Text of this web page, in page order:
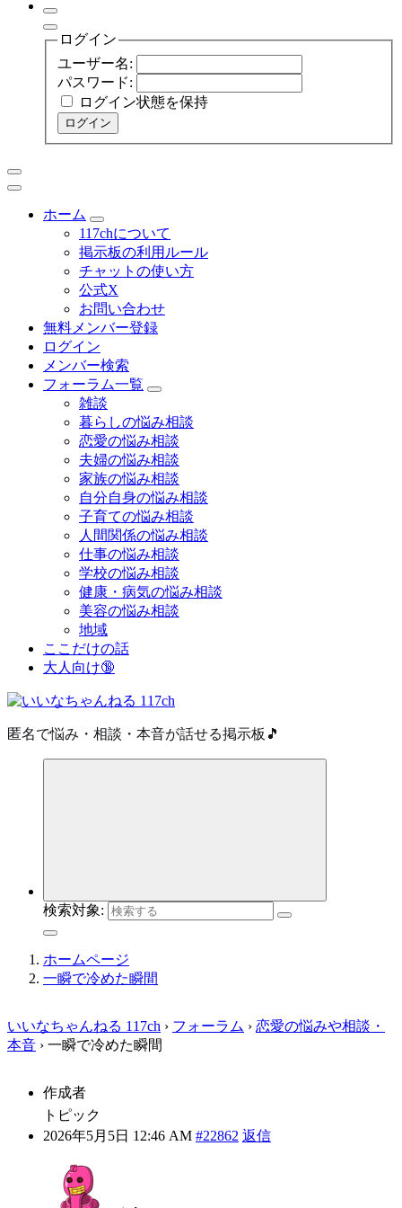
ログイン
ユーザー名:
パスワード:
ログイン状態を保持
ログイン
ホーム
117chについて
掲示板の利用ルール
チャットの使い方
公式X
お問い合わせ
無料メンバー登録
ログイン
メンバー検索
フォーラム一覧
雑談
暮らしの悩み相談
恋愛の悩み相談
夫婦の悩み相談
家族の悩み相談
自分自身の悩み相談
子育ての悩み相談
人間関係の悩み相談
仕事の悩み相談
学校の悩み相談
健康・病気の悩み相談
美容の悩み相談
地域
ここだけの話
大人向け🔞
匿名で悩み・相談・本音が話せる掲示板🎵
検索対象:
ホームページ
一瞬で冷めた瞬間
いいなちゃんねる 117ch › フォーラム › 恋愛の悩みや相談・
本音 › 一瞬で冷めた瞬間
作成者
トピック
2026年5月5日 12:46 AM #22862 返信